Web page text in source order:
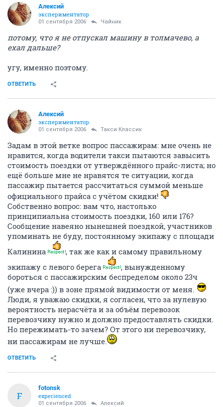
Алексий
экспериментатор
01 сентября 2006 Чайник
потому, что я не отпускал машину в толмачево, а
ехал дальше?
угу, именно поэтому.
ОТВЕТИТЬ
Алексий
экспериментатор
01 сентября 2006 Такси Классик
Задам в этой ветке вопрос пассажирам: мне очень не
нравится, когда водители такси пытаются завысить
стоимость поездки от утверждённого прайс-листа; но
ещё больше мне не нравятся те ситуации, когда
пассажир пытается рассчитаться суммой меньше
официального прайса с учётом скидки!
Собственно вопрос: вам что, настолько
принципиальна стоимость поездки, 160 или 176?
Сообщение навеяно нынешней поездкой, участников
упоминать не буду, постоянному экипажу с площади
Калинина
, так же как и самому правильному
экипажу с левого берега
, вынужденному
бороться с пассажирским беспределом около 23ч
(уже вчера :)) в зоне прямой видимости от меня.
Люди, я уважаю скидки, я согласен, что за нулевую
вероятность нерасчёта и за объём перевозок
перевозчику нужно и должно предоставлять скидки.
Но пережимать-то зачем? От этого ни перевозчику,
ни пассажирам не лучше.
ОТВЕТИТЬ
F
fotonsk
experienced
01 сентября 2006 Алексий